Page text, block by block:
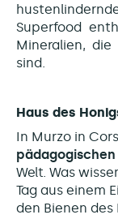
Superfood
Mineralien,
sind.
Haus des
In Murzo in
Welt. Was
Tag aus einem
den Bienen des